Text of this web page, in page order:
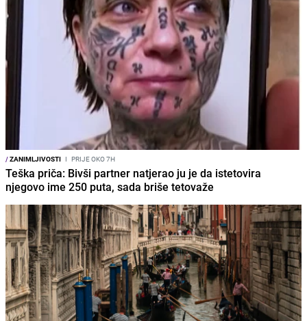
/ZANIMLJIVOSTI I PRIJE OKO 7H
Teška priča: Bivši partner natjerao ju je da istetovira
njegovo ime 250 puta, sada briše tetovaže